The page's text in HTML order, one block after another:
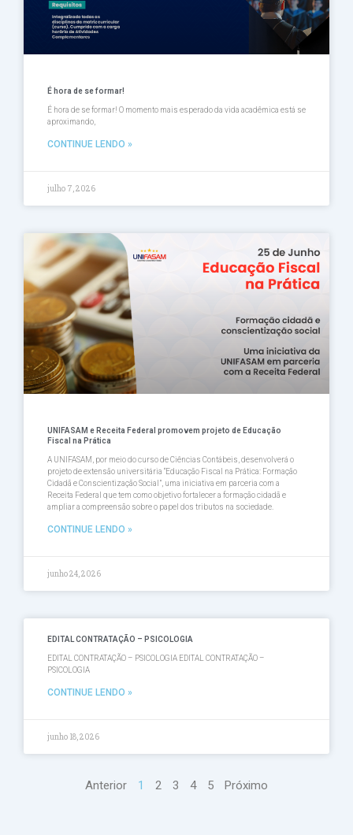
É hora de se formar!
É hora de se formar! O momento mais esperado da vida acadêmica está se
aproximando,
CONTINUE LENDO »
julho 7, 2026
UNIFASAM e Receita Federal promovem projeto de Educação
Fiscal na Prática
A UNIFASAM, por meio do curso de Ciências Contábeis, desenvolverá o
projeto de extensão universitária “Educação Fiscal na Prática: Formação
Cidadã e Conscientização Social”, uma iniciativa em parceria com a
Receita Federal que tem como objetivo fortalecer a formação cidadã e
ampliar a compreensão sobre o papel dos tributos na sociedade.
CONTINUE LENDO »
junho 24, 2026
EDITAL CONTRATAÇÃO – PSICOLOGIA
EDITAL CONTRATAÇÃO – PSICOLOGIA EDITAL CONTRATAÇÃO –
PSICOLOGIA
CONTINUE LENDO »
junho 18, 2026
Anterior 1 2 3 4 5 Próximo